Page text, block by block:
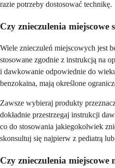
razie potrzeby dostosować technikę.
Czy znieczulenia miejscowe
Wiele znieczuleń miejscowych jest
stosowane zgodnie z instrukcją na
i dawkowanie odpowiednie do
benzokaina, mają określone
Zawsze wybieraj produkty
dokładnie przestrzegaj instrukcji
co do stosowania jakiegokolwiek
skonsultuj się najpierw z pediatrą
Czy znieczulenia